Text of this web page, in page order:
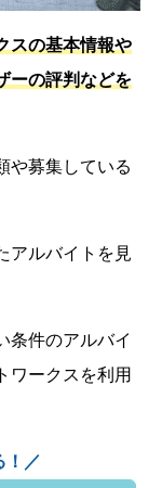
スの基本情報や
ーの評判などを
や募集している
アルバイトを見
条件のアルバイ
ワークスを利用
！／